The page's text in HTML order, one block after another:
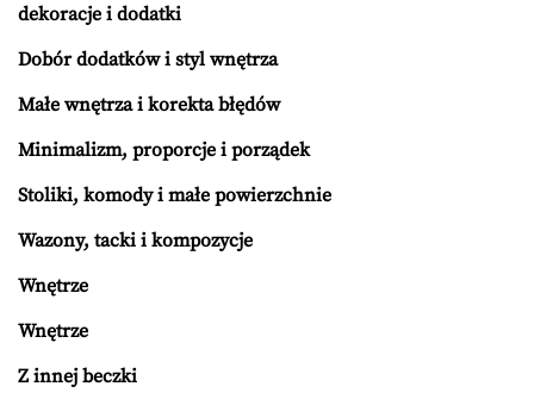
dekoracje i dodatki
Dobór dodatków i styl wnętrza
Małe wnętrza i korekta błędów
Minimalizm, proporcje i porządek
Stoliki, komody i małe powierzchnie
Wazony, tacki i kompozycje
Wnętrze
Wnętrze
Z innej beczki